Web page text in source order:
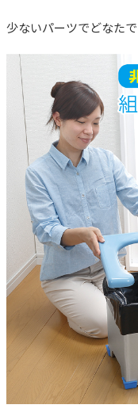
少ないパーツでどなた